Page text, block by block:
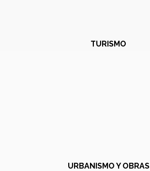
TURISMO
URBANISMO Y OBRAS